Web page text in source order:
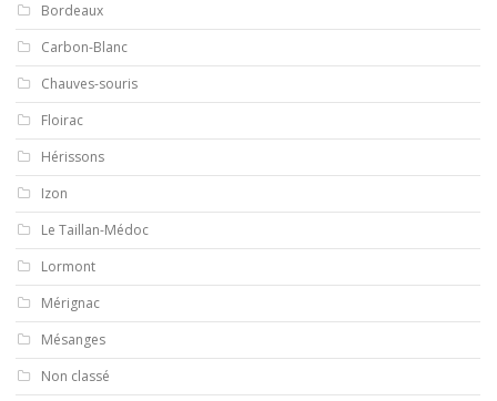
Bordeaux
Carbon-Blanc
Chauves-souris
Floirac
Hérissons
Izon
Le Taillan-Médoc
Lormont
Mérignac
Mésanges
Non classé